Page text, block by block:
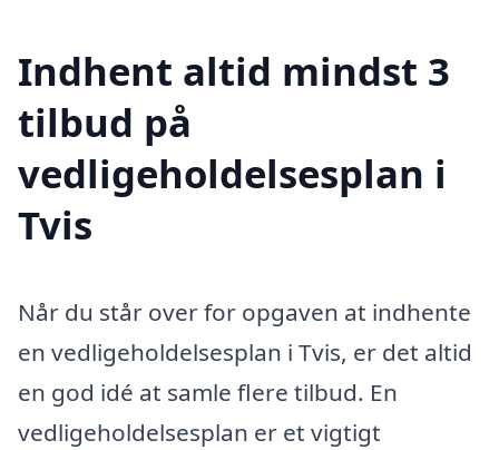
Indhent altid mindst 3
tilbud på
vedligeholdelsesplan i
Tvis
Når du står over for opgaven at indhente
en vedligeholdelsesplan i Tvis, er det altid
en god idé at samle flere tilbud. En
vedligeholdelsesplan er et vigtigt